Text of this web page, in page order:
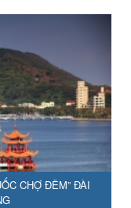
CHỢ ĐÊM” ĐÀI